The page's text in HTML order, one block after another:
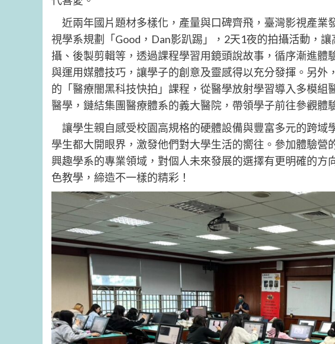
近兩年國片題材多樣化，產量與口碑齊飛，臺灣影視產業
視學系規劃「Good，Dan影趴踢」，2天1夜的拍攝活動，
攝、後製剪輯等，透過課程學習用鏡頭說故事，循序漸進體
與運用媒體技巧，讓學子的創意及靈感得以充分發揮。另外
的「醫療闇黑科技快拍」課程，從醫學放射學習導入多模組
醫學，鏈結集團醫療體系的義大醫院，帶領學子前往參觀體
讓學生親自感受校園高規格的硬體設備與豐富多元的跨域
學生都大開眼界，激發他們對大學生活的嚮往。參加體驗營
興趣學系的專業領域，對個人未來發展的選擇有更明確的方
色教學，締造不一樣的精彩！